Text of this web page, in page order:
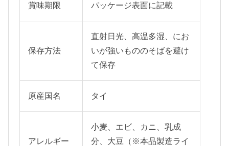
賞味期限 パッケージ表面に記載
保存方法
直射日光、高温多湿、にお
いが強いもののそばを避け
て保存
原産国名 タイ
アレルギー
小麦、エビ、カニ、乳成
分、大豆（※本品製造ライ